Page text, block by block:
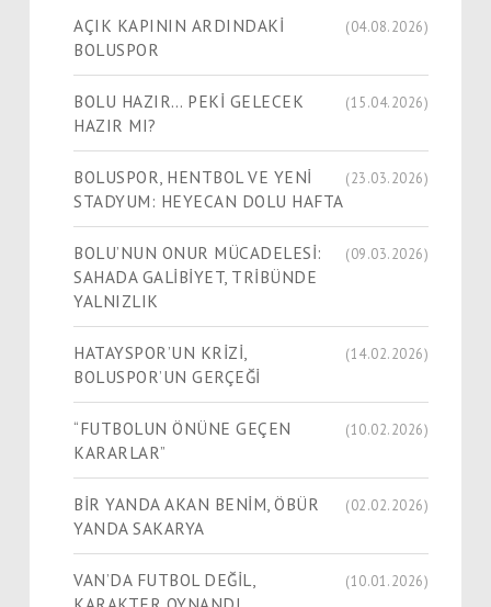
AÇIK KAPININ ARDINDAKİ
BOLUSPOR
(04.08.2026)
BOLU HAZIR… PEKİ GELECEK
HAZIR MI?
(15.04.2026)
BOLUSPOR, HENTBOL VE YENİ
STADYUM: HEYECAN DOLU HAFTA
(23.03.2026)
BOLU’NUN ONUR MÜCADELESİ:
SAHADA GALİBİYET, TRİBÜNDE
YALNIZLIK
(09.03.2026)
HATAYSPOR’UN KRİZİ,
BOLUSPOR’UN GERÇEĞİ
(14.02.2026)
“FUTBOLUN ÖNÜNE GEÇEN
KARARLAR”
(10.02.2026)
BİR YANDA AKAN BENİM, ÖBÜR
YANDA SAKARYA
(02.02.2026)
VAN’DA FUTBOL DEĞİL,
(10.01.2026)